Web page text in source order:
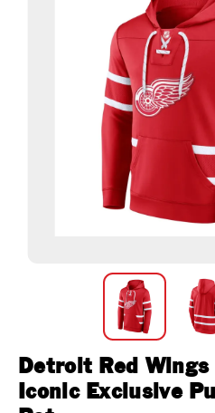
Detroit Red
Iconic Exclusive